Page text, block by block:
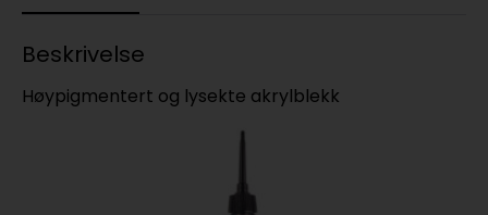
Beskrivelse
Høypigmentert og lysekte akrylblekk